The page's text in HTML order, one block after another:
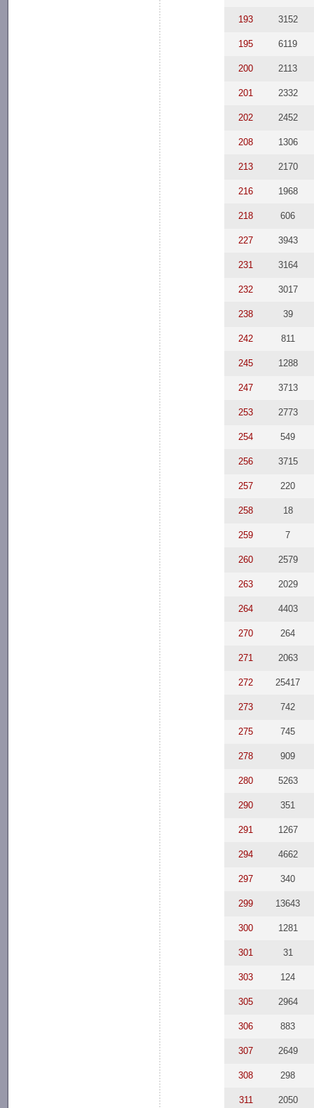
193 3152
195 6119
200 2113
201 2332
202 2452
208 1306
213 2170
216 1968
218 606
227 3943
231 3164
232 3017
238 39
242 811
245 1288
247 3713
253 2773
254 549
256 3715
257 220
258 18
259 7
260 2579
263 2029
264 4403
270 264
271 2063
272 25417
273 742
275 745
278 909
280 5263
290 351
291 1267
294 4662
297 340
299 13643
300 1281
301 31
303 124
305 2964
306 883
307 2649
308 298
311 2050